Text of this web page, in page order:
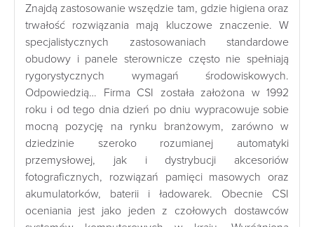
Znajdą zastosowanie wszędzie tam, gdzie higiena oraz
trwałość rozwiązania mają kluczowe znaczenie. W
specjalistycznych zastosowaniach standardowe
obudowy i panele sterownicze często nie spełniają
rygorystycznych wymagań środowiskowych.
Odpowiedzią… Firma CSI została założona w 1992
roku i od tego dnia dzień po dniu wypracowuje sobie
mocną pozycję na rynku branżowym, zarówno w
dziedzinie szeroko rozumianej automatyki
przemysłowej, jak i dystrybucji akcesoriów
fotograficznych, rozwiązań pamięci masowych oraz
akumulatorków, baterii i ładowarek. Obecnie CSI
oceniania jest jako jeden z czołowych dostawców